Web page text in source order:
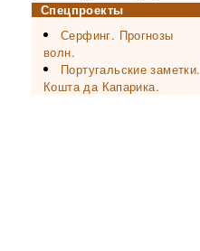
Спецпроекты
Серфинг. Прогнозы
волн.
Португальские заметки.
Кошта да Капарика.